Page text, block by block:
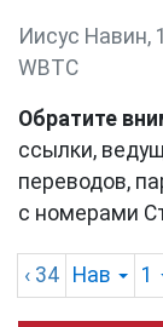
Иисус Навин,
WBTC
Обратите
ссылки,
переводов,
с номерами
‹ 34 Нав 1